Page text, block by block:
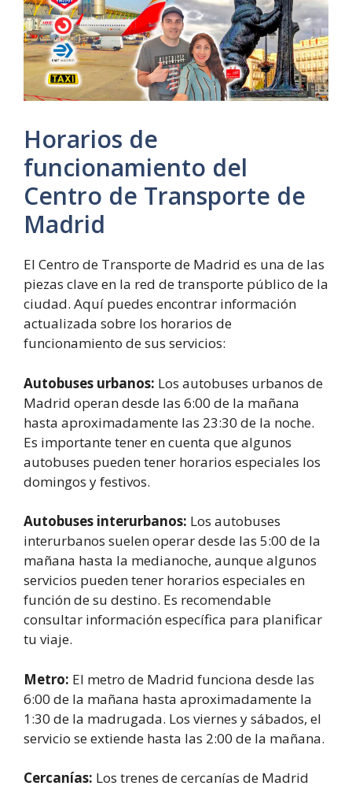
Horarios de
funcionamiento del
Centro de Transporte de
Madrid
El Centro de Transporte de Madrid es una de las
piezas clave en la red de transporte público de la
ciudad. Aquí puedes encontrar información
actualizada sobre los horarios de
funcionamiento de sus servicios:
Autobuses urbanos: Los autobuses urbanos de
Madrid operan desde las 6:00 de la mañana
hasta aproximadamente las 23:30 de la noche.
Es importante tener en cuenta que algunos
autobuses pueden tener horarios especiales los
domingos y festivos.
Autobuses interurbanos: Los autobuses
interurbanos suelen operar desde las 5:00 de la
mañana hasta la medianoche, aunque algunos
servicios pueden tener horarios especiales en
función de su destino. Es recomendable
consultar información específica para planificar
tu viaje.
Metro: El metro de Madrid funciona desde las
6:00 de la mañana hasta aproximadamente la
1:30 de la madrugada. Los viernes y sábados, el
servicio se extiende hasta las 2:00 de la mañana.
Cercanías: Los trenes de cercanías de Madrid